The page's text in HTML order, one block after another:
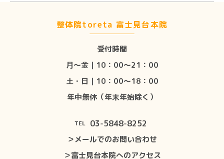
整体院toreta 富士見台本院
受付時間
月〜金｜10：00〜21：00
土・日｜10：00〜18：00
年中無休（年末年始除く）
TEL 03-5848-8252
＞メールでのお問い合わせ
＞富士見台本院へのアクセス